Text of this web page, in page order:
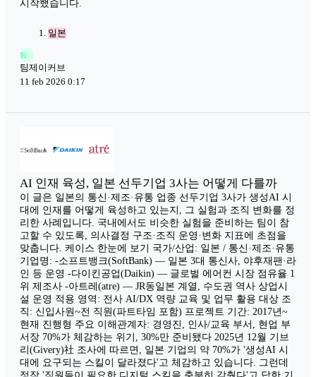
시작했습니다.
일본
팀
팀제이커브
11 feb 2026 0:17
AI 인재 육성, 일본 선두기업 3사는 어떻게 다를까
이 글은 일본의 통신·제조·유통 업종 선두기업 3사가 생성AI 시
대에 인재를 어떻게 육성하고 있는지, 그 실험과 조직 변화를 정
리한 사례입니다. 국내에서도 비슷한 실험을 준비하는 팀이 참
고할 수 있도록, 의사결정 구조·조직 운영·변화 지표에 초점을
맞춥니다. 케이스 한눈에 보기 국가/산업: 일본 / 통신·제조·유통
기업명: -소프트뱅크(SoftBank) — 일본 3대 통신사, 야후재팬·라
인 등 운영 -다이킨공업(Daikin) — 글로벌 에어컨 시장 점유율 1
위 제조사 -아트레(atre) — JR동일본 계열, 수도권 역사 상업시
설 운영 적용 영역: 전사 AI/DX 역량 교육 및 업무 활용 대상 조
직: 신입사원~전 직원(파트타임 포함) 프로젝트 기간: 2017년~
현재 진행형 주요 이해관계자: 경영진, 인사/교육 부서, 현업 부
서장 70%가 체감하는 위기, 30%만 준비됐다 2025년 12월 기브
리(Givery)社 조사에 따르면, 일본 기업의 약 70%가 '생성AI 시
대에 요구되는 스킬이 달라졌다'고 체감하고 있습니다. 그런데